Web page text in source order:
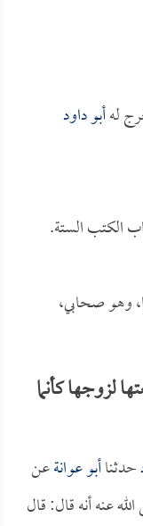
لهأبو داود
الكتب الستة.
وهو صحابي،
لزوجها كأنما
حدثناأبو عوانةعن
عنه أنه قال: قال